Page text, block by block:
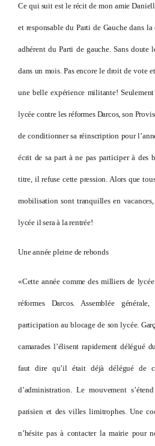
Ce qui suit est le récit de mon amie
et responsable du Parti de Gauche dans
adhérent du Parti de gauche. Sans doute
dans un mois. Pas encore le droit de vote
une belle expérience militante!
lycée contre les réformes Darcos, son
de conditionner sa réinscription pour
écrit de sa part à ne pas participer à des
titre, il refuse cette pression. Alors que
mobilisation sont tranquilles en
lycée il sera à la rentrée!
Une année pleine de rebonds
«Cette année comme des milliers de
réformes Darcos. Assemblée
participation au blocage de son lycée.
camarades l’élisent rapidement délégué
faut dire qu’il était déjà délégué de
d’administration. Le mouvement
parisien et des villes limitrophes. Une
n’hésite pas à contacter la mairie pour